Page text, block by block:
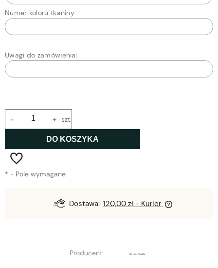
Numer koloru tkaniny:
Uwagi do zamówienia:
+
- szt.
DO KOSZYKA
* - Pole wymagane
Dostawa: 120,00 zł - Kurier
Producent: